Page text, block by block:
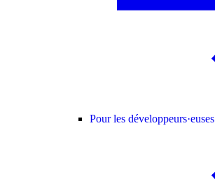
Pour les développeurs·euses